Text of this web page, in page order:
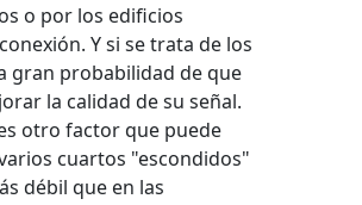
o por los edificios
Y si se trata de los
gran probabilidad de que
la calidad de su señal.
otro factor que puede
cuartos "escondidos"
débil que en las